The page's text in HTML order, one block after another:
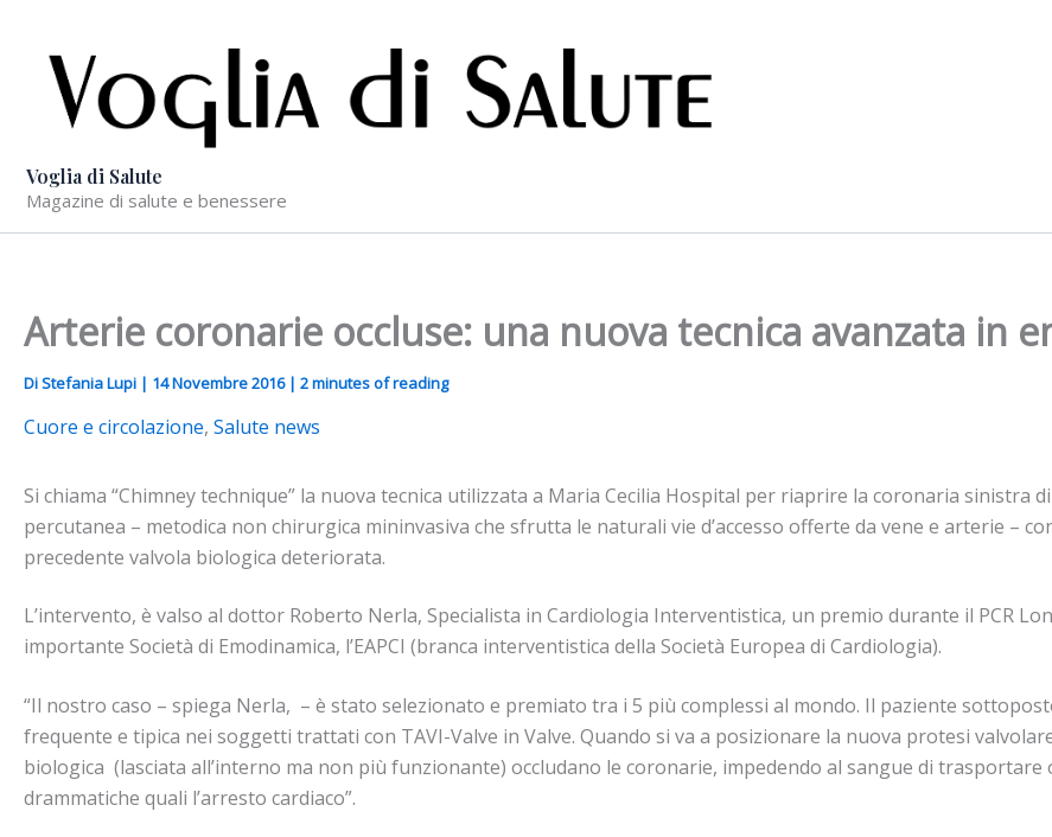
contenuto
Voglia di Salute
Magazine di salute e benessere
Arterie coronarie occluse: una nuova tecnica avanzata in
DiStefania Lupi | 14 Novembre 2016 | 2 minutes of reading
Cuore e circolazione, Salute news
Si chiama “Chimney technique” la nuova tecnica utilizzata a Maria Cecilia Hospital per riaprire la coronaria sinistra
percutanea – metodica non chirurgica mininvasiva che sfrutta le naturali vie d’accesso offerte da vene e arterie –
precedente valvola biologica deteriorata.
L’intervento, è valso al dottor Roberto Nerla, Specialista in Cardiologia Interventistica, un premio durante il PCR
importante Società di Emodinamica, l’EAPCI (branca interventistica della Società Europea di Cardiologia).
“Il nostro caso – spiega Nerla, – è stato selezionato e premiato tra i 5 più complessi al mondo. Il paziente
frequente e tipica nei soggetti trattati con TAVI-Valve in Valve. Quando si va a posizionare la nuova protesi
biologica (lasciata all’interno ma non più funzionante) occludano le coronarie, impedendo al sangue di trasportare
drammatiche quali l’arresto cardiaco”.